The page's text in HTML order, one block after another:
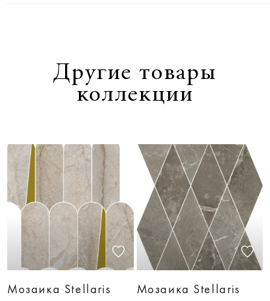
Другие товары
коллекции
Мозаика Stellaris
Мозаика Stellaris